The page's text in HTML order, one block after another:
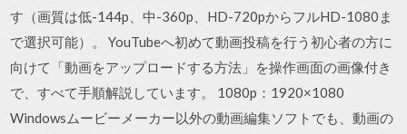
す（画質は低-144p、中-360p、HD-720pからフルHD-1080ま
で選択可能）。 YouTubeへ初めて動画投稿を行う初心者の方に
向けて「動画をアップロードする方法」を操作画面の画像付き
で、すべて手順解説しています。 1080p：1920×1080
Windowsムービーメーカー以外の動画編集ソフトでも、動画の